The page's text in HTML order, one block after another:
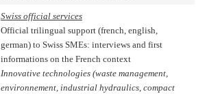
Swiss official services
Official trilingual support (french, english,
german) to Swiss SMEs: interviews and first
informations on the French context
Innovative technologies (waste management,
environnement, industrial hydraulics, compact